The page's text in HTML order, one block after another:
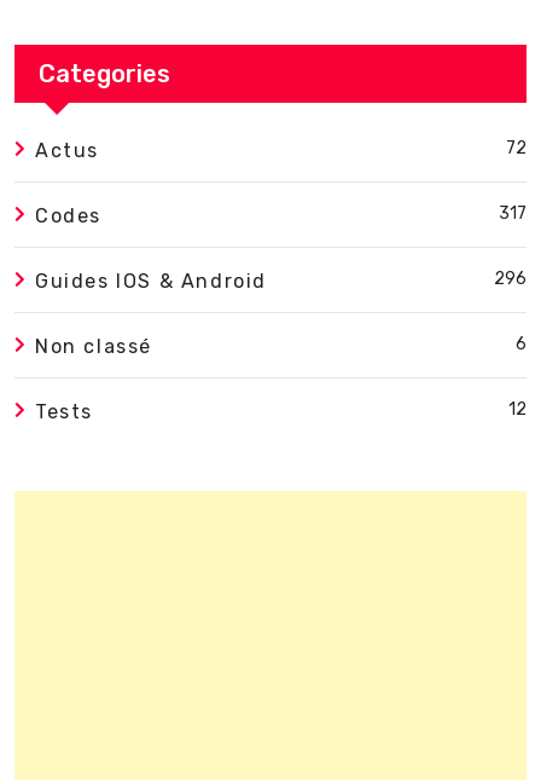
Categories
Actus 72
Codes 317
Guides IOS & Android 296
Non classé 6
Tests 12